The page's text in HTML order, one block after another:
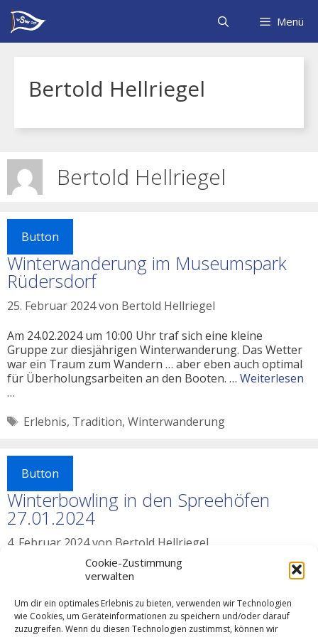
Cookie-Zustimmung
verwalten
Um dir ein optimales Erlebnis zu bieten, verwenden wir Technologien
wie Cookies, um Geräteinformationen zu speichern und/oder darauf
zuzugreifen. Wenn du diesen Technologien zustimmst, können wir
Zum
Inhalt
springen
Menü
Bertold Hellriegel
Bertold Hellriegel
Button
Winterwanderung im Museumspark
Rüdersdorf
25. Februar 2024von Bertold Hellriegel
Am 24.02.2024 um 10:00 Uhr traf sich eine kleine
Gruppe zur diesjährigen Winterwanderung. Das Wetter
war ein Traum zum Wandern … aber eben auch optimal
für Überholungsarbeiten an den Booten. … Weiterlesen
…
Schlagwörter
Erlebnis, Tradition, Winterwanderung
Button
Winterbowling in den Spreehöfen
27.01.2024
4. Februar 2024von Bertold Hellriegel
Winterbowling in den Spreehöfen
Die Pandemie scheint sich auch in diesem Winter
zurückgehalten zu haben. Jedenfalls hinderte uns
nichts, am vergangenen Samstag (27.01.2024) in der